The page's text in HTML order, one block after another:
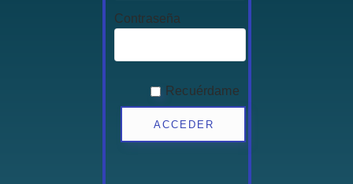
Contraseña
Recuérdame